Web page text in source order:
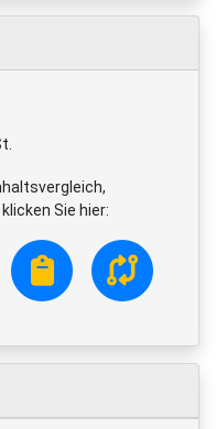
Sie hier: